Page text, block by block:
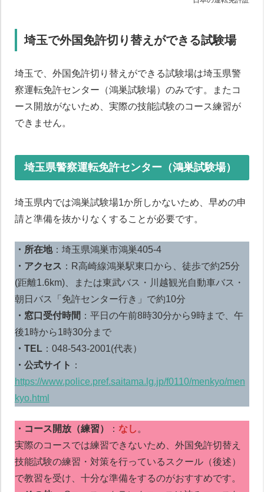
埼玉で外国免許切り替えができる試験場
埼玉で、外国免許切り替えができる試験場は埼玉県警
察運転免許センター（鴻巣試験場）のみです。またコ
ース開放がないため、実際の技能試験のコース練習が
できません。
埼玉県警察運転免許センター（鴻巣試験場）
埼玉県内では鴻巣試験場1か所しかないため、早めの申
請と準備を抜かりなくすることが必要です。
・所在地：埼玉県鴻巣市鴻巣405-4
・アクセス ：R高崎線鴻巣駅東口から、徒歩で約25分
(距離1.6km)、または東武バス・川越観光自動車バス・
朝日バス「免許センター行き」で約10分
・窓口受付時間 ：平日の午前8時30分から9時まで、午
後1時から1時30分まで
・TEL：048-543-2001(代表）
・公式サイト ：
https://www.police.pref.saitama.lg.jp/f0110/menkyo/men
kyo.html
・コース開放（練習） ： なし 。
実際のコースでは練習できないため、外国免許切替え
技能試験の練習・対策を行っているスクール（後述）
で教習を受け、十分な準備をするのがおすすめです。